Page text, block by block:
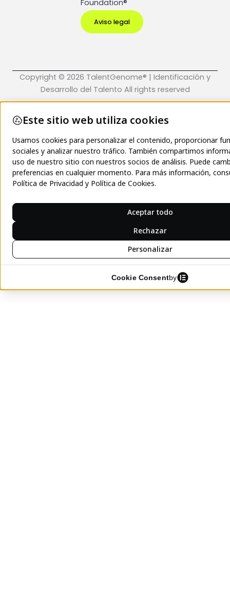
Foundation®
Aviso legal
Copyright © 2026 TalentGenome® | Identificación y
Desarrollo del Talento All rights reserved